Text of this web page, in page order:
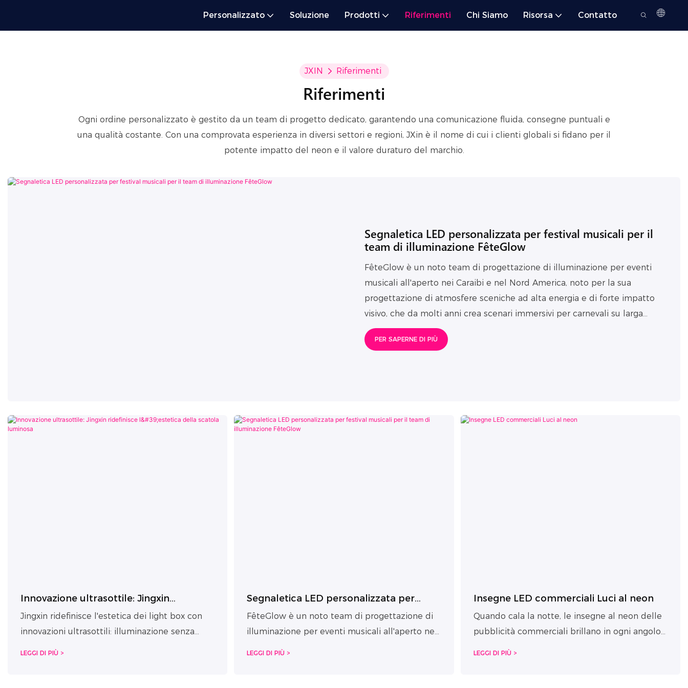
Personalizzato Soluzione Prodotti Riferimenti Chi Siamo Risorsa Contatto
JXIN Riferimenti
Riferimenti
Ogni ordine personalizzato è gestito da un team di progetto dedicato, garantendo una comunicazione fluida, consegne puntuali e
una qualità costante. Con una comprovata esperienza in diversi settori e regioni, JXin è il nome di cui i clienti globali si fidano per il
potente impatto del neon e il valore duraturo del marchio.
Segnaletica LED personalizzata per festival musicali per il
team di illuminazione FêteGlow
FêteGlow è un noto team di progettazione di illuminazione per eventi
musicali all'aperto nei Caraibi e nel Nord America, noto per la sua
progettazione di atmosfere sceniche ad alta energia e di forte impatto
visivo, che da molti anni crea scenari immersivi per carnevali su larga
scala, feste di marca e festival musicali in Europa e negli Stati Uniti.
PER SAPERNE DI PIÙ
Innovazione ultrasottile: Jingxin
ridefinisce l'estetica della scatola
luminosa
Jingxin ridefinisce l'estetica dei light box con
innovazioni ultrasottili: illuminazione senza
ombre, luce uniforme su entrambi i lati,
LEGGI DI PIÙ >
Segnaletica LED personalizzata per
festival musicali per il team di
FêteGlow è un noto team di progettazione di
illuminazione per eventi musicali all'aperto nei
Caraibi e nel Nord America, noto per la sua
LEGGI DI PIÙ >
Insegne LED commerciali Luci al neon
Quando cala la notte, le insegne al neon delle
pubblicità commerciali brillano in ogni angolo
della città, aggiungendo un tocco di colore alle
LEGGI DI PIÙ >